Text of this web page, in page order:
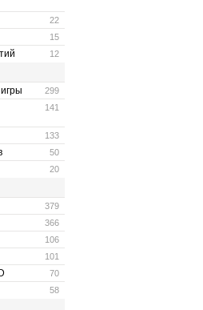
22
15
12
299
141
133
50
20
379
366
106
101
70
58